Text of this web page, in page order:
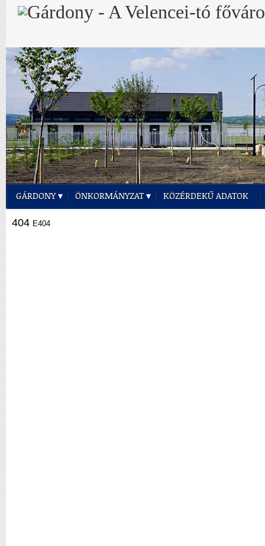
GÁRDONY ÖNKORMÁNYZAT KÖZÉRDEKŰ ADATOK
404 E404